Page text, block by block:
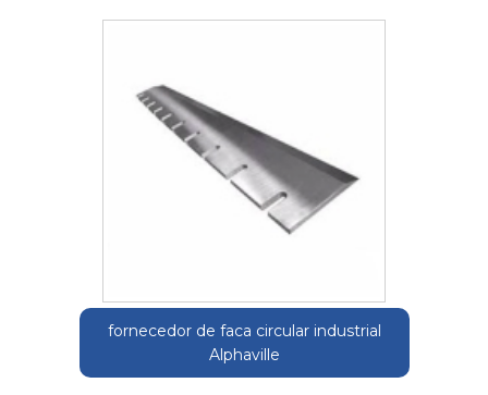
fornecedor de faca circular industrial
Alphaville